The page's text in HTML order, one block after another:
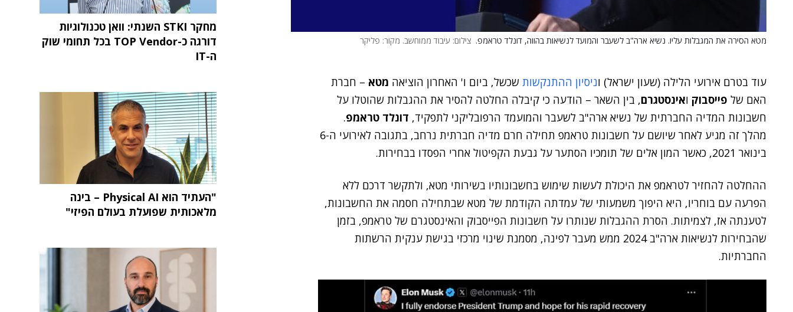
מטא הסירה את המגבלות עליו. נשיא ארה"ב לשעבר והמועד לנשיאות בהווה, דונלד טראמפ. צילום: עיבוד ממוחשב. מקור: פליקר
עוד בטרם אירועי הלילה (שעון ישראל) וניסיון ההתנקשות שכשל, ביום ו' האחרון הוציאה מטא – חברת
האם של פייסבוק ואינסטגרם, בין השאר – הודעה כי קיבלה החלטה להסיר את ההגבלות שהוטלו על
חשבונות המדיה החברתית של נשיא ארה"ב לשעבר והמועמד הרפובליקני לתפקיד, דונלד טראמפ.
מהלך זה מגיע לאחר שיושם על חשבונות טראמפ תחילה חרם מדיה חברתית נרחב, בתגובה לאירועי ה-6
בינואר 2021, כאשר המון אלים של תומכיו הסתער על גבעת הקפיטול אחרי הפסדו בבחירות.
ההחלטה להחזיר לטראמפ את היכולת לעשות שימוש בחשבונותיו בשירותי מטא, ולתקשר דרכם ללא
הפרעה עם בוחריו, היא היפוך משמעותי של עמדתה הקודמת של מטא שבתחילה חסמה את החשבונות,
לטענתה אז, לצמיתות. הסרת ההגבלות שנותרו על חשבונות הפייסבוק והאינסטגרם של טראמפ, בזמן
שהבחירות לנשיאות ארה"ב 2024 ממש מעבר לפינה, מסמנת שינוי מרכזי בגישת ענקית הרשתות
החברתיות.
מחקר STKI השנתי: וואן טכנולוגיות
דורגה כ-TOP Vendor בכל תחומי שוק
ה-IT
"העתיד הוא Physical AI – בינה
מלאכותית שפועלת בעולם הפיזי"